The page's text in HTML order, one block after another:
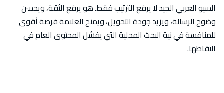
السيو العربي الجيد لا يرفع الترتيب فقط. هو يرفع الثقة، ويحسن
وضوح الرسالة، ويزيد جودة التحويل، ويمنح العلامة فرصة أقوى
للمنافسة في نية البحث المحلية التي يفشل المحتوى العام في
التقاطها.